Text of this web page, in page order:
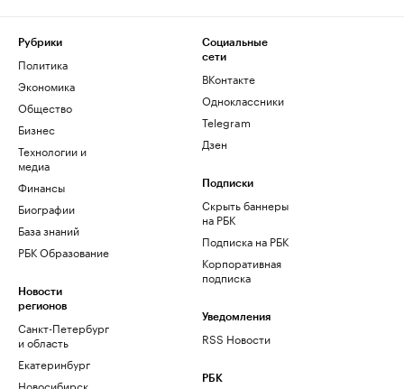
Рубрики
Политика
Экономика
Общество
Бизнес
Технологии и
медиа
Финансы
Биографии
База знаний
РБК Образование
Новости
регионов
Санкт-Петербург
и область
Екатеринбург
Новосибирск
Социальные
сети
ВКонтакте
Одноклассники
Telegram
Дзен
Подписки
Скрыть баннеры
на РБК
Подписка на РБК
Корпоративная
подписка
Уведомления
RSS Новости
РБК